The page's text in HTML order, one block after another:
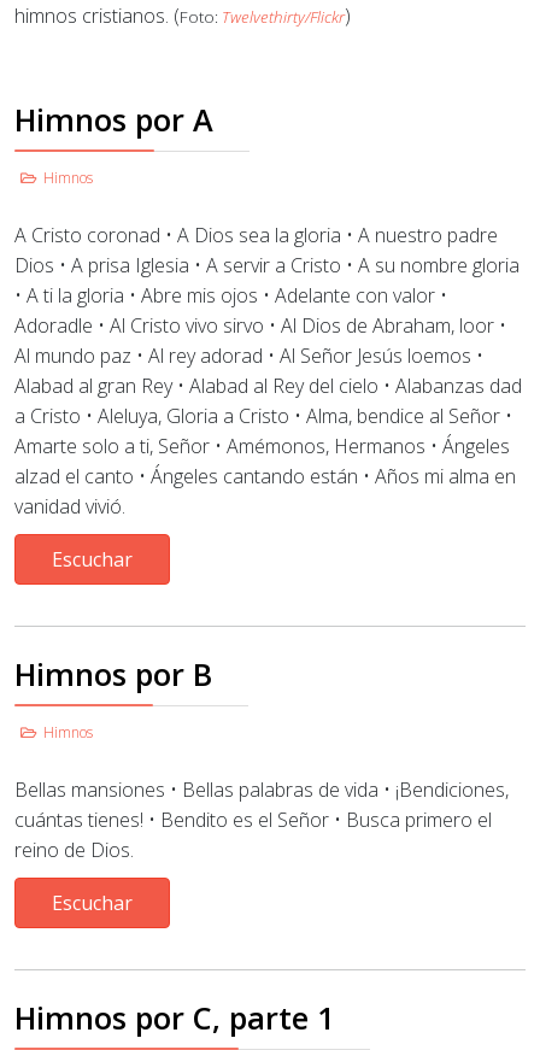
himnos cristianos. (Foto: Twelvethirty/Flickr)
Himnos por A
Himnos
A Cristo coronad • A Dios sea la gloria • A nuestro padre
Dios • A prisa Iglesia • A servir a Cristo • A su nombre gloria
• A ti la gloria • Abre mis ojos • Adelante con valor •
Adoradle • Al Cristo vivo sirvo • Al Dios de Abraham, loor •
Al mundo paz • Al rey adorad • Al Señor Jesús loemos •
Alabad al gran Rey • Alabad al Rey del cielo • Alabanzas dad
a Cristo • Aleluya, Gloria a Cristo • Alma, bendice al Señor •
Amarte solo a ti, Señor • Amémonos, Hermanos • Ángeles
alzad el canto • Ángeles cantando están • Años mi alma en
vanidad vivió.
Escuchar
Himnos por B
Himnos
Bellas mansiones • Bellas palabras de vida • ¡Bendiciones,
cuántas tienes! • Bendito es el Señor • Busca primero el
reino de Dios.
Escuchar
Himnos por C, parte 1